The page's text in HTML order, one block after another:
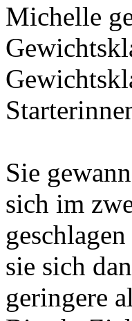
Michelle
Sie
sich im
sie sich
geringere